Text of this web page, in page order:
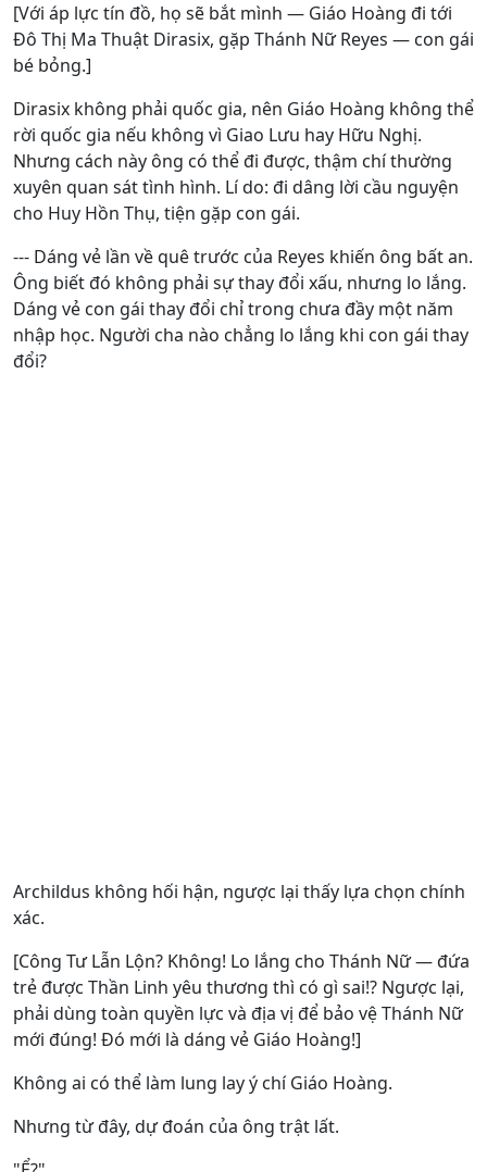
[Với áp lực tín đồ, họ sẽ bắt mình — Giáo Hoàng đi tới
Đô Thị Ma Thuật Dirasix, gặp Thánh Nữ Reyes — con gái
bé bỏng.]
Dirasix không phải quốc gia, nên Giáo Hoàng không thể
rời quốc gia nếu không vì Giao Lưu hay Hữu Nghị.
Nhưng cách này ông có thể đi được, thậm chí thường
xuyên quan sát tình hình. Lí do: đi dâng lời cầu nguyện
cho Huy Hồn Thụ, tiện gặp con gái.
--- Dáng vẻ lần về quê trước của Reyes khiến ông bất an.
Ông biết đó không phải sự thay đổi xấu, nhưng lo lắng.
Dáng vẻ con gái thay đổi chỉ trong chưa đầy một năm
nhập học. Người cha nào chẳng lo lắng khi con gái thay
đổi?
Archildus không hối hận, ngược lại thấy lựa chọn chính
xác.
[Công Tư Lẫn Lộn? Không! Lo lắng cho Thánh Nữ — đứa
trẻ được Thần Linh yêu thương thì có gì sai!? Ngược lại,
phải dùng toàn quyền lực và địa vị để bảo vệ Thánh Nữ
mới đúng! Đó mới là dáng vẻ Giáo Hoàng!]
Không ai có thể làm lung lay ý chí Giáo Hoàng.
Nhưng từ đây, dự đoán của ông trật lất.